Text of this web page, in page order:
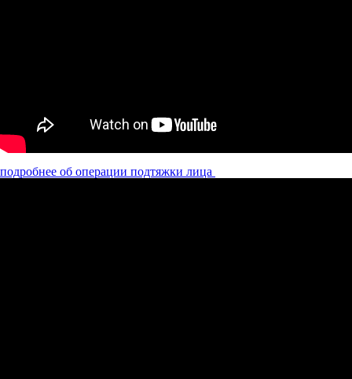
подробнее об операции подтяжки лица